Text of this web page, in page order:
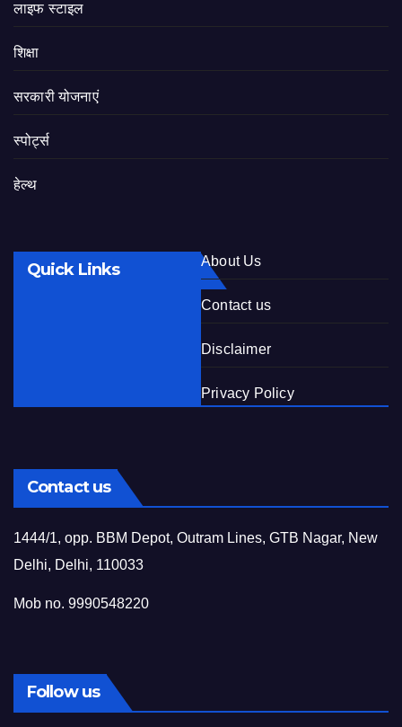
लाइफ स्टाइल
शिक्षा
सरकारी योजनाएं
स्पोर्ट्स
हेल्थ
Quick Links About Us
Contact us
Disclaimer
Privacy Policy
Contact us
1444/1, opp. BBM Depot, Outram Lines, GTB Nagar, New
Delhi, Delhi, 110033
Mob no. 9990548220
Follow us